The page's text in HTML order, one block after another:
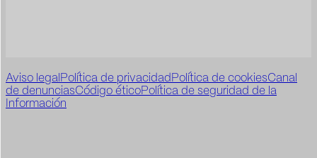
Aviso legal Política de privacidad Política de cookiesCanal
de denunciasCódigo éticoPolítica de seguridad de la
Información